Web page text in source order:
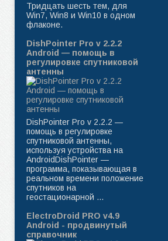
Тридцать шесть тем, для
Win7, Win8 и Win10 в одном
флаконе.
DishPointer Pro v 2.2.2
Android — помощь в
регулировке спутниковой
антенны
DishPointer Pro v 2.2.2 —
помощь в регулировке
спутниковой антенны,
используя устройства на
AndroidDishPointer —
программа, показывающая в
реальном времени положение
спутников на
геостационарной ...
ElectroDroid PRO v4.9
Android - продвинутый
справочник